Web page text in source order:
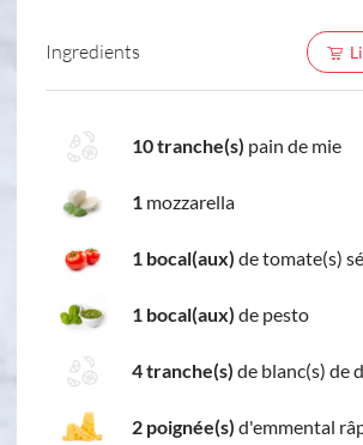
Ingredients
10 tranche(s) pain de mie
1 mozzarella
1 bocal(aux) de tomate(s)
1 bocal(aux) de pesto
4 tranche(s) de blanc(s) de
2 poignée(s) d'emmental